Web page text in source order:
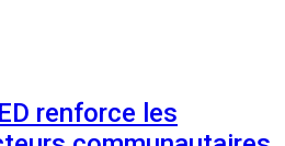
renforce les